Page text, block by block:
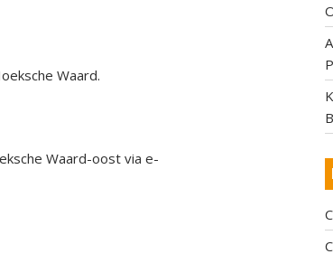
Waard.
Waard-oost via e-